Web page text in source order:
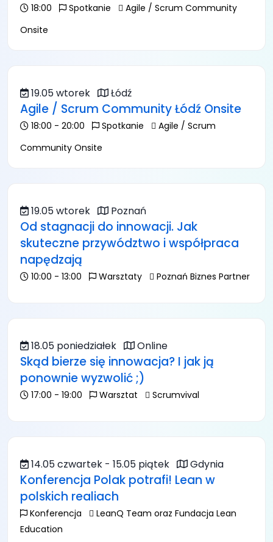
18:00 Spotkanie
Agile / Scrum Community
Onsite
19.05 wtorek Łódź
Agile / Scrum Community Łódź Onsite
18:00 - 20:00 Spotkanie
Agile / Scrum
Community Onsite
19.05 wtorek Poznań
Od stagnacji do innowacji. Jak
skuteczne przywództwo i współpraca
napędzają
10:00 - 13:00 Warsztaty Poznań Biznes Partner
18.05 poniedziałek Online
Skąd bierze się innowacja? I jak ją
ponownie wyzwolić ;)
17:00 - 19:00 Warsztat Scrumvival
14.05 czwartek - 15.05 piątek Gdynia
Konferencja Polak potrafi! Lean w
polskich realiach
Konferencja
LeanQ Team oraz Fundacja Lean
Education